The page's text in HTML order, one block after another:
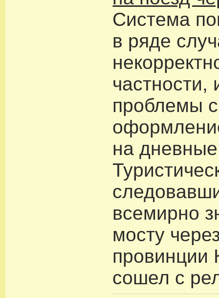
Система
в ряде
частности,
проблемы с
на
всемирно
мосту
провинции
сошел с